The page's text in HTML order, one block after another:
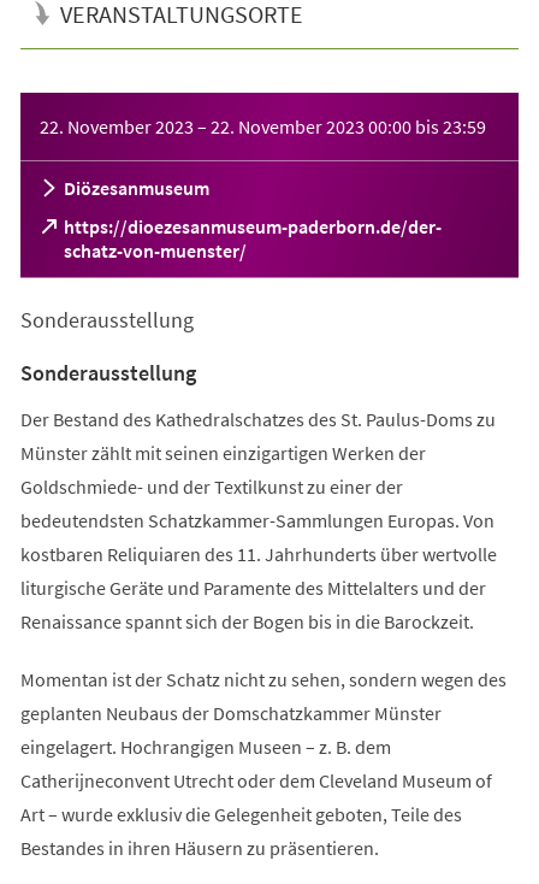
VERANSTALTUNGSORTE
22. November 2023 – 22. November 2023 00:00 bis23:59
Diözesanmuseum
https://dioezesanmuseum-paderborn.de/der-
schatz-von-muenster/
(Öffnet
in
neuen
Sonderausstellung
Sonderausstellung
Der Bestand des Kathedralschatzes des St. Paulus-Doms zu
Münster zählt mit seinen einzigartigen Werken der
Goldschmiede- und der Textilkunst zu einer der
bedeutendsten Schatzkammer-Sammlungen Europas. Von
kostbaren Reliquiaren des 11. Jahrhunderts über wertvolle
liturgische Geräte und Paramente des Mittelalters und der
Renaissance spannt sich der Bogen bis in die Barockzeit.
Momentan ist der Schatz nicht zu sehen, sondern wegen des
geplanten Neubaus der Domschatzkammer Münster
eingelagert. Hochrangigen Museen – z. B. dem
Catherijneconvent Utrecht oder dem Cleveland Museum of
Art – wurde exklusiv die Gelegenheit geboten, Teile des
Bestandes in ihren Häusern zu präsentieren.